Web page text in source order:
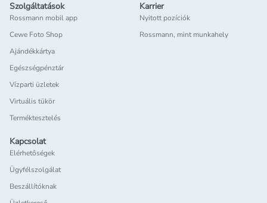
Szolgáltatások
Rossmann mobil app
Cewe Foto Shop
Ajándékkártya
Egészségpénztár
Vízparti üzletek
Virtuális tükör
Terméktesztelés
Karrier
Nyitott pozíciók
Rossmann, mint munkahely
Kapcsolat
Elérhetőségek
Ügyfélszolgálat
Beszállítóknak